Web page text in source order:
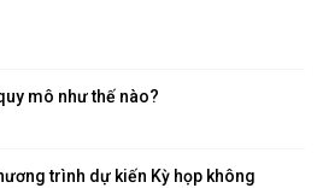
mô như thế nào?
trình dự kiến Kỳ họp không